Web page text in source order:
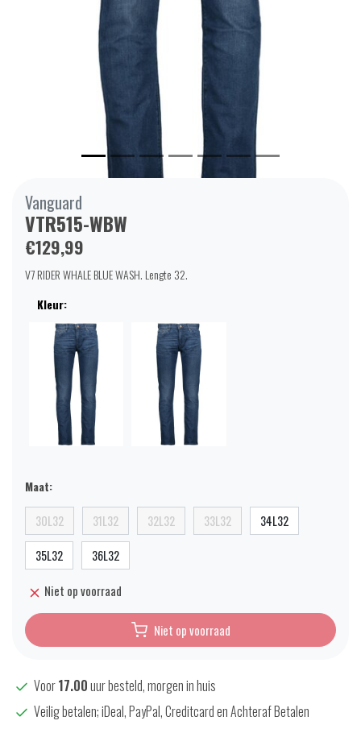
Vanguard
VTR515-WBW
€129,99
V7 RIDER WHALE BLUE WASH. Lengte 32.
Kleur:
Maat:
30L32 31L32 32L32 33L32 34L32
35L32 36L32
Niet op voorraad
Niet op voorraad
Voor17.00uur besteld, morgen in huis
Veilig betalen; iDeal, PayPal, Creditcard en Achteraf Betalen